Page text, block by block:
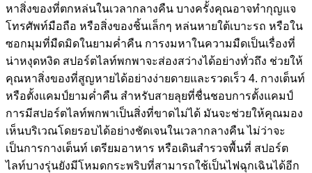
หาสิ่งของที่ตกหล่นในเวลากลางคืน บางครั้งคุณอาจทำกุญแจ
โทรศัพท์มือถือ หรือสิ่งของชิ้นเล็กๆ หล่นหายใต้เบาะรถ หรือใน
ซอกมุมที่มืดมิดในยามค่ำคืน การงมหาในความมืดเป็นเรื่องที่
น่าหงุดหงิด สปอร์ตไลท์พกพาจะส่องสว่างได้อย่างทั่วถึง ช่วยให้
คุณหาสิ่งของที่สูญหายได้อย่างง่ายดายและรวดเร็ว 4. กางเต็นท์
หรือตั้งแคมป์ยามค่ำคืน สำหรับสายลุยที่ชื่นชอบการตั้งแคมป์
การมีสปอร์ตไลท์พกพาเป็นสิ่งที่ขาดไม่ได้ มันจะช่วยให้คุณมอง
เห็นบริเวณโดยรอบได้อย่างชัดเจนในเวลากลางคืน ไม่ว่าจะ
เป็นการกางเต็นท์ เตรียมอาหาร หรือเดินสำรวจพื้นที่ สปอร์ต
ไลท์บางรุ่นยังมีโหมดกระพริบที่สามารถใช้เป็นไฟฉุกเฉินได้อีก